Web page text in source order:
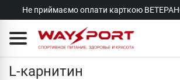
Не приймаємо оплати карткою
L-карнитин
L-карнитин